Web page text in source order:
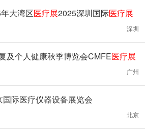
大湾区医疗展2025深圳国际医疗展
深圳
及个人健康秋季博览会CMFE医疗展
广州
国际医疗仪器设备展览会
北京